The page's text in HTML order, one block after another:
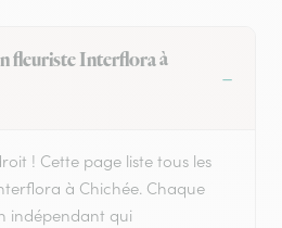
fleuriste Interflora à
! Cette page liste tous les
à Chichée. Chaque
indépendant qui